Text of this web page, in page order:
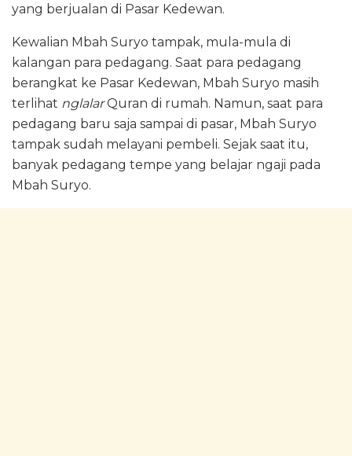
yang berjualan di Pasar Kedewan.
Kewalian Mbah Suryo tampak, mula-mula di
kalangan para pedagang. Saat para pedagang
berangkat ke Pasar Kedewan, Mbah Suryo masih
terlihat nglalarQuran di rumah. Namun, saat para
pedagang baru saja sampai di pasar, Mbah Suryo
tampak sudah melayani pembeli. Sejak saat itu,
banyak pedagang tempe yang belajar ngaji pada
Mbah Suryo.